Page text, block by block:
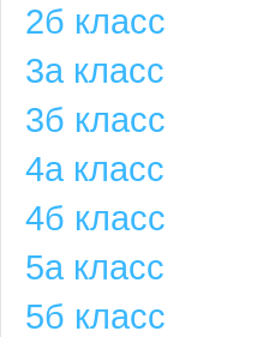
2б класс
3а класс
3б класс
4а класс
4б класс
5а класс
5б класс